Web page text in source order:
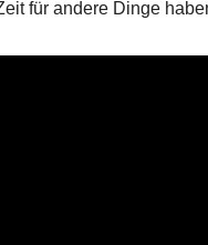
für andere Dinge